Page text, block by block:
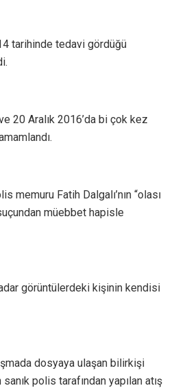
tarihinde tedavi gördüğü
20 Aralık 2016’da bi çok kez
memuru Fatih Dalgalı’nın “olası
müebbet hapisle
görüntülerdeki kişinin kendisi
dosyaya ulaşan bilirkişi
sanık polis tarafından yapılan atış